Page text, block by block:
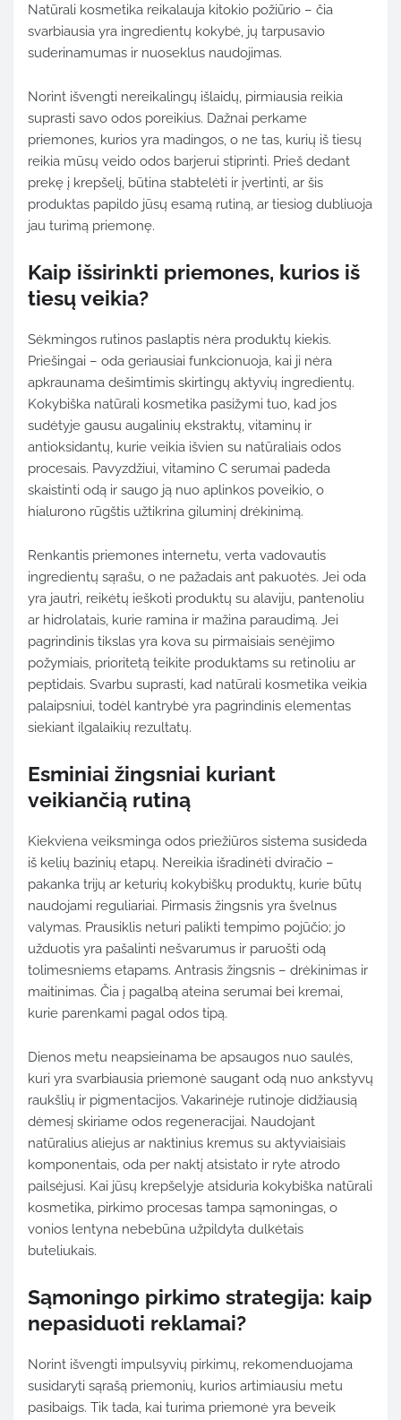
Natūrali kosmetika reikalauja kitokio požiūrio – čia
svarbiausia yra ingredientų kokybė, jų tarpusavio
suderinamumas ir nuoseklus naudojimas.
Norint išvengti nereikalingų išlaidų, pirmiausia reikia
suprasti savo odos poreikius. Dažnai perkame
priemones, kurios yra madingos, o ne tas, kurių iš tiesų
reikia mūsų veido odos barjerui stiprinti. Prieš dedant
prekę į krepšelį, būtina stabtelėti ir įvertinti, ar šis
produktas papildo jūsų esamą rutiną, ar tiesiog dubliuoja
jau turimą priemonę.
Kaip išsirinkti priemones, kurios iš
tiesų veikia?
Sėkmingos rutinos paslaptis nėra produktų kiekis.
Priešingai – oda geriausiai funkcionuoja, kai ji nėra
apkraunama dešimtimis skirtingų aktyvių ingredientų.
Kokybiška natūrali kosmetika pasižymi tuo, kad jos
sudėtyje gausu augalinių ekstraktų, vitaminų ir
antioksidantų, kurie veikia išvien su natūraliais odos
procesais. Pavyzdžiui, vitamino C serumai padeda
skaistinti odą ir saugo ją nuo aplinkos poveikio, o
hialurono rūgštis užtikrina giluminį drėkinimą.
Renkantis priemones internetu, verta vadovautis
ingredientų sąrašu, o ne pažadais ant pakuotės. Jei oda
yra jautri, reikėtų ieškoti produktų su alaviju, pantenoliu
ar hidrolatais, kurie ramina ir mažina paraudimą. Jei
pagrindinis tikslas yra kova su pirmaisiais senėjimo
požymiais, prioritetą teikite produktams su retinoliu ar
peptidais. Svarbu suprasti, kad natūrali kosmetika veikia
palaipsniui, todėl kantrybė yra pagrindinis elementas
siekiant ilgalaikių rezultatų.
Esminiai žingsniai kuriant
veikiančią rutiną
Kiekviena veiksminga odos priežiūros sistema susideda
iš kelių bazinių etapų. Nereikia išradinėti dviračio –
pakanka trijų ar keturių kokybiškų produktų, kurie būtų
naudojami reguliariai. Pirmasis žingsnis yra švelnus
valymas. Prausiklis neturi palikti tempimo pojūčio; jo
užduotis yra pašalinti nešvarumus ir paruošti odą
tolimesniems etapams. Antrasis žingsnis – drėkinimas ir
maitinimas. Čia į pagalbą ateina serumai bei kremai,
kurie parenkami pagal odos tipą.
Dienos metu neapsieinama be apsaugos nuo saulės,
kuri yra svarbiausia priemonė saugant odą nuo ankstyvų
raukšlių ir pigmentacijos. Vakarinėje rutinoje didžiausią
dėmesį skiriame odos regeneracijai. Naudojant
natūralius aliejus ar naktinius kremus su aktyviaisiais
komponentais, oda per naktį atsistato ir ryte atrodo
pailsėjusi. Kai jūsų krepšelyje atsiduria kokybiška natūrali
kosmetika, pirkimo procesas tampa sąmoningas, o
vonios lentyna nebebūna užpildyta dulkėtais
buteliukais.
Sąmoningo pirkimo strategija: kaip
nepasiduoti reklamai?
Norint išvengti impulsyvių pirkimų, rekomenduojama
susidaryti sąrašą priemonių, kurios artimiausiu metu
pasibaigs. Tik tada, kai turima priemonė yra beveik